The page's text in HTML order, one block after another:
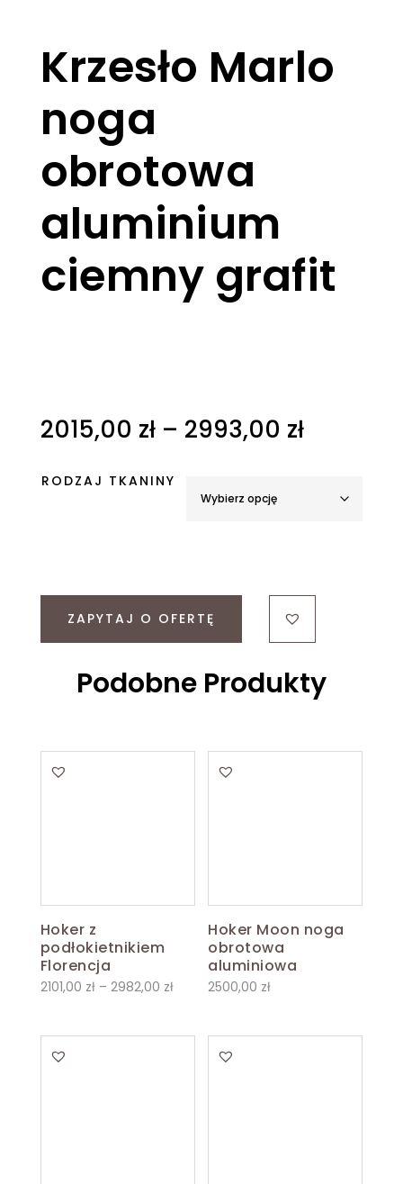
Krzesło Marlo
noga
obrotowa
aluminium
ciemny grafit
2015,00 zł – 2993,00 złZakres
2015,00
RODZAJ TKANINY
ZAPYTAJ O OFERTĘ
Podobne Produkty
Hoker z
podłokietnikiem
Florencja
2101,00 zł – 2982,00 złZakres
od
2101,00 zł
Hoker Moon noga
obrotowa
aluminiowa
2500,00 zł